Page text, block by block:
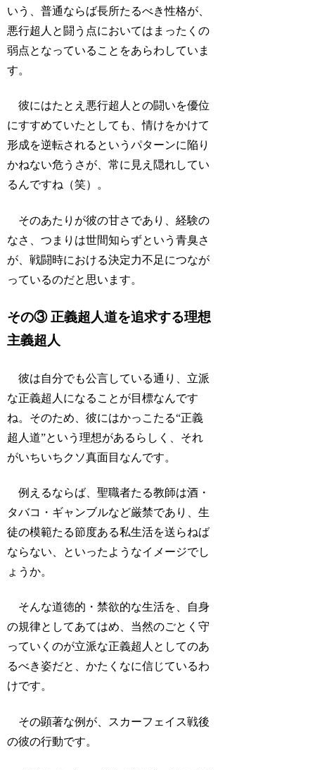
いう、普通ならば長所たるべき性格が、
悪行超人と闘う点においてはまったくの
弱点となっていることをあらわしていま
す。
彼にはたとえ悪行超人との闘いを優位
にすすめていたとしても、情けをかけて
形成を逆転されるというパターンに陥り
かねない危うさが、常に見え隠れしてい
るんですね（笑）。
そのあたりが彼の甘さであり、経験の
なさ、つまりは世間知らずという青臭さ
が、戦闘時における決定力不足につなが
っているのだと思います。
その③ 正義超人道を追求する理想
主義超人
彼は自分でも公言している通り、立派
な正義超人になることが目標なんです
ね。そのため、彼にはかっこたる“正義
超人道”という理想があるらしく、それ
がいちいちクソ真面目なんです。
例えるならば、聖職者たる教師は酒・
タバコ・ギャンブルなど厳禁であり、生
徒の模範たる節度ある私生活を送らねば
ならない、といったようなイメージでし
ょうか。
そんな道徳的・禁欲的な生活を、自身
の規律としてあてはめ、当然のごとく守
っていくのが立派な正義超人としてのあ
るべき姿だと、かたくなに信じているわ
けです。
その顕著な例が、スカーフェイス戦後
の彼の行動です。